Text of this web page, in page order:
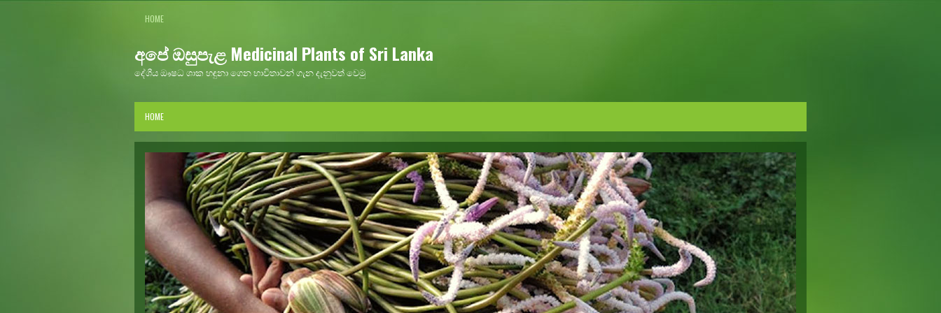
HOME
අපේ ඔසුපැළ Medicinal Plants of Sri Lanka
දේශීය ඖෂධ ශාක හඳුනා ගෙන භාවිතාවන් ගැන දැනුවත් වෙමු
HOME